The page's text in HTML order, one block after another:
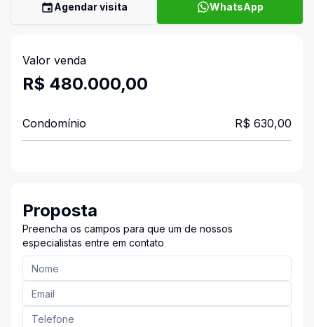
Agendar visita WhatsApp
Valor venda
R$ 480.000,00
Condomínio R$ 630,00
Proposta
Preencha os campos para que um de nossos
especialistas entre em contato